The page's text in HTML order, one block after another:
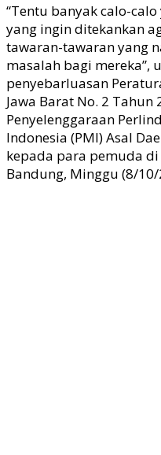
“Tentu banyak calo-
yang ingin ditekankan
tawaran-tawaran yang
masalah bagi mereka”,
penyebarluasan
Jawa Barat No. 2 Tahun
Penyelenggaraan
Indonesia (PMI) Asal
kepada para pemuda di
Bandung, Minggu (8/10/